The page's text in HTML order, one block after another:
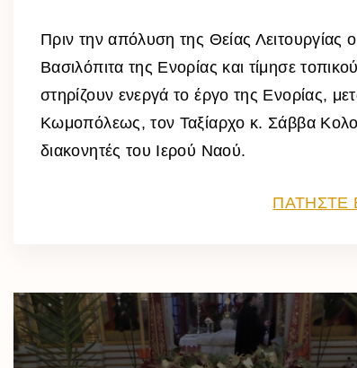
Πριν την απόλυση της Θείας
Βασιλόπιτα της Ενορίας και τίμησε
στηρίζουν ενεργά το έργο της Ενορίας,
Κωμοπόλεως, τον Ταξίαρχο κ. Σάββα
διακονητές του Ιερού Ναού.
ΠΑΤΗΣΤΕ